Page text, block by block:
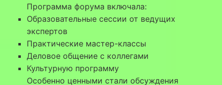
Программа форума включала:
Образовательные сессии от ведущих
экспертов
Практические мастер-классы
Деловое общение с коллегами
Культурную программу
Особенно ценными стали обсуждения